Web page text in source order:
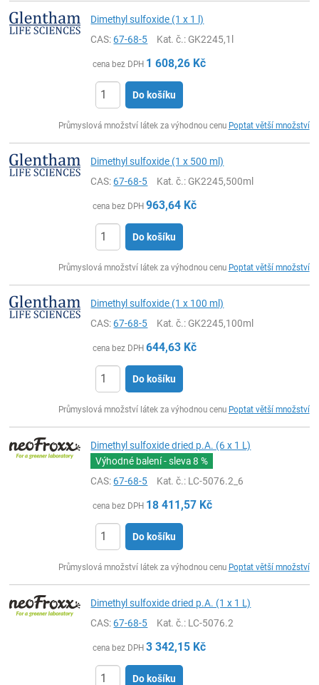
Dimethyl sulfoxide (1 x 1 l)
CAS:67-68-5 Kat. č.: GK2245,1l
cena bez DPH 1 608,26 Kč
Do košíku
Průmyslová množství látek za výhodnou cenu Poptat větší množství
Dimethyl sulfoxide (1 x 500 ml)
CAS:67-68-5 Kat. č.: GK2245,500ml
cena bez DPH 963,64 Kč
Do košíku
Průmyslová množství látek za výhodnou cenu Poptat větší množství
Dimethyl sulfoxide (1 x 100 ml)
CAS:67-68-5 Kat. č.: GK2245,100ml
cena bez DPH 644,63 Kč
Do košíku
Průmyslová množství látek za výhodnou cenu Poptat větší množství
Dimethyl sulfoxide dried p.A. (6 x 1 L)
Výhodné balení - sleva8 %
CAS:67-68-5 Kat. č.: LC-5076.2_6
cena bez DPH 18 411,57 Kč
Do košíku
Průmyslová množství látek za výhodnou cenu Poptat větší množství
Dimethyl sulfoxide dried p.A. (1 x 1 L)
CAS:67-68-5 Kat. č.: LC-5076.2
cena bez DPH 3 342,15 Kč
Do košíku